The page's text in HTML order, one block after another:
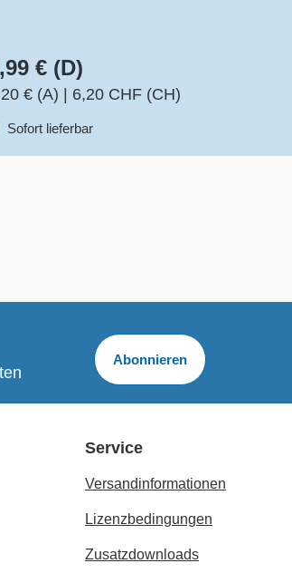
€ (D)
€ (A) | 6,20 CHF (CH)
Sofort lieferbar
Abonnieren
Service
Versandinformationen
Lizenzbedingungen
Zusatzdownloads